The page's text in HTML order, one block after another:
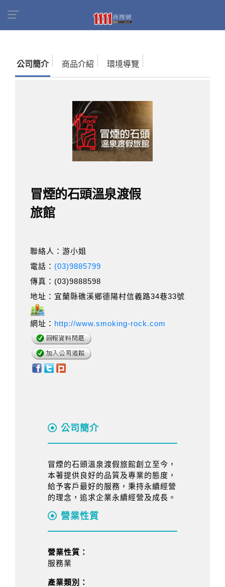
館
公司簡介 商品介紹 環境導覽
冒煙的石頭溫泉渡假
旅館
聯絡人：游小姐
電話： (03)9885799
傳真：(03)9888598
地址：宜蘭縣礁溪鄉德陽村信義路34巷33號
網址： http://www.smoking-rock.com
公司簡介
冒煙的石頭溫泉渡假旅館創立至今，
本著提供良好的品質及專業的態度，
給予客戶最好的服務，秉持永續經營
的理念，追求企業永續經營及成長。
營業性質
營業性質：
服務業
產業類別：